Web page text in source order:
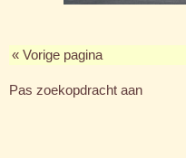
« Vorige pagina
Pas zoekopdracht aan